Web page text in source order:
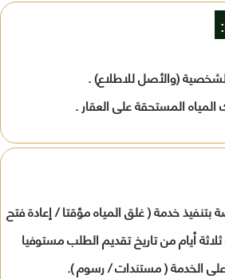
(والأصل للاطلاع) .
المستحقة على العقار .
بتنفيذ خدمة ( غلق المياه مؤقتا / إعادة فتح
أيام من تاريخ تقديم الطلب مستوفيا
الخدمة ( مستندات / رسوم ).